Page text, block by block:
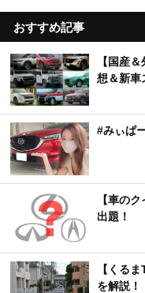
おすすめ記事
【国産
想＆新車
#みぃぱ
【車の
出題！
【くる
を解説！